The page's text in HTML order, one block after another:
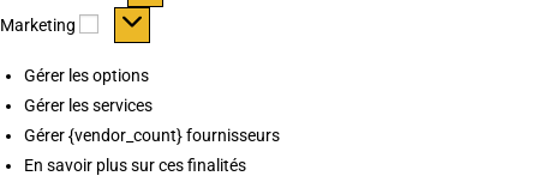
Marketing Marketing
Gérer les options
Gérer les services
Gérer {vendor_count} fournisseurs
En savoir plus sur ces finalités